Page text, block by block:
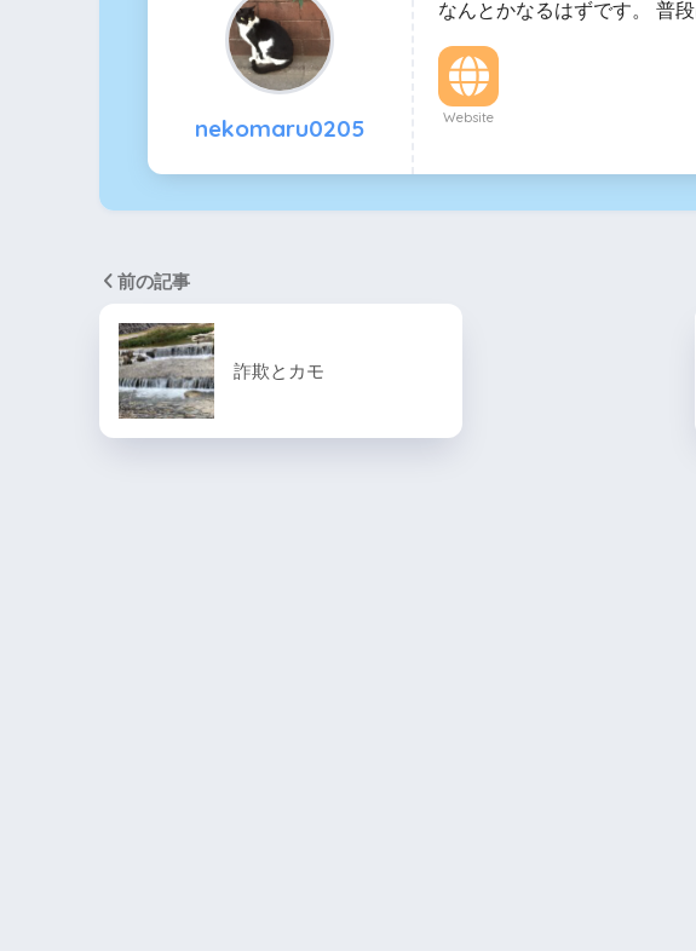
nekomaru0205
なんとかなるはずです。 普段
Website
前の記事
詐欺とカモ